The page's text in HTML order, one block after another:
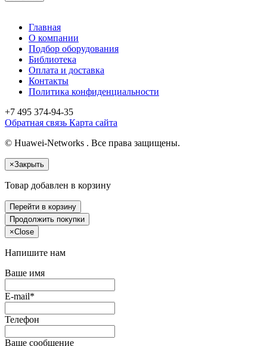
Главная
О компании
Подбор оборудования
Библиотека
Оплата и доставка
Контакты
Политика конфиденциальности
+7 495 374-94-35
Обратная связь Карта сайта
© Huawei-Networks . Все права защищены.
×Закрыть
Товар добавлен в корзину
Перейти в корзину
Продолжить покупки
×Close
Напишите нам
Ваше имя
E-mail*
Телефон
Ваше сообщение